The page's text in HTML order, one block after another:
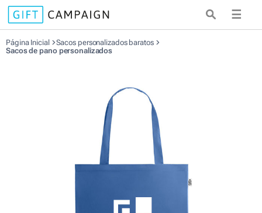
☰
Página Inicial
Sacos personalizados baratos
Sacos de pano personalizados